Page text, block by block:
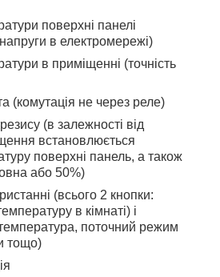
поверхні панелі
в електромережі)
в приміщенні (точність
(комутація не через реле)
(в залежності від
встановлюється
поверхні панель, а також
або 50%)
(всього 2 кнопки:
в кімнаті) і
поточний режим
тощо)